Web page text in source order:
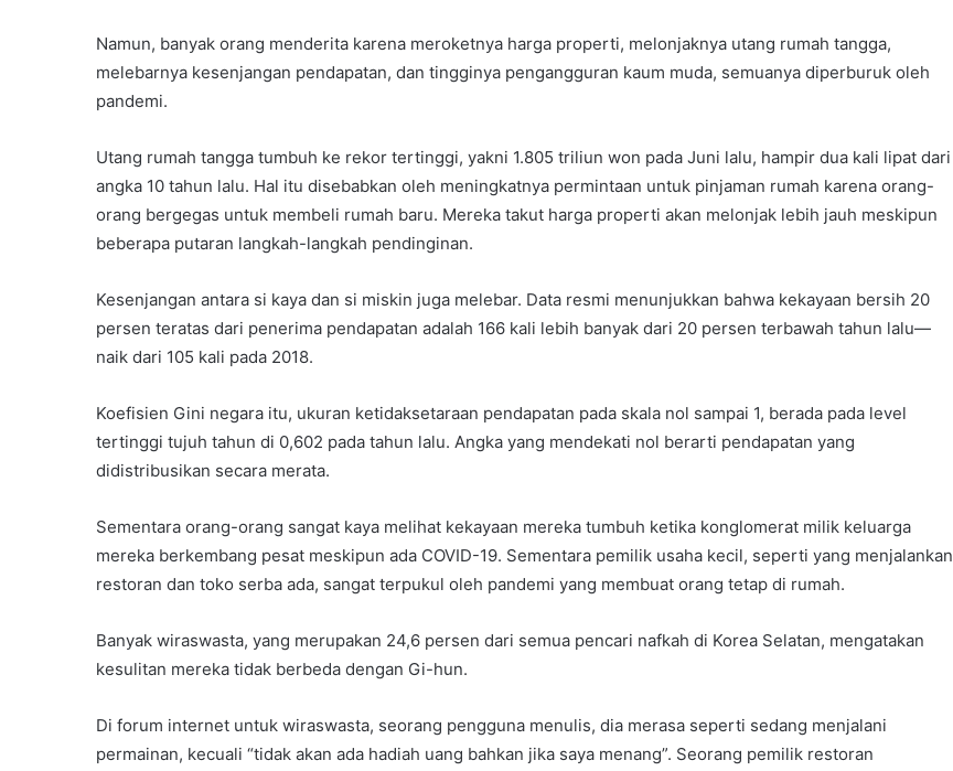
Namun, banyak orang menderita karena meroketnya harga properti, melonjaknya utang rumah tangga,
melebarnya kesenjangan pendapatan, dan tingginya pengangguran kaum muda, semuanya diperburuk oleh
pandemi.
Utang rumah tangga tumbuh ke rekor tertinggi, yakni 1.805 triliun won pada Juni lalu, hampir dua kali lipat dari
angka 10 tahun lalu. Hal itu disebabkan oleh meningkatnya permintaan untuk pinjaman rumah karena orang-
orang bergegas untuk membeli rumah baru. Mereka takut harga properti akan melonjak lebih jauh meskipun
beberapa putaran langkah-langkah pendinginan.
Kesenjangan antara si kaya dan si miskin juga melebar. Data resmi menunjukkan bahwa kekayaan bersih 20
persen teratas dari penerima pendapatan adalah 166 kali lebih banyak dari 20 persen terbawah tahun lalu—
naik dari 105 kali pada 2018.
Koefisien Gini negara itu, ukuran ketidaksetaraan pendapatan pada skala nol sampai 1, berada pada level
tertinggi tujuh tahun di 0,602 pada tahun lalu. Angka yang mendekati nol berarti pendapatan yang
didistribusikan secara merata.
Sementara orang-orang sangat kaya melihat kekayaan mereka tumbuh ketika konglomerat milik keluarga
mereka berkembang pesat meskipun ada COVID-19. Sementara pemilik usaha kecil, seperti yang menjalankan
restoran dan toko serba ada, sangat terpukul oleh pandemi yang membuat orang tetap di rumah.
Banyak wiraswasta, yang merupakan 24,6 persen dari semua pencari nafkah di Korea Selatan, mengatakan
kesulitan mereka tidak berbeda dengan Gi-hun.
Di forum internet untuk wiraswasta, seorang pengguna menulis, dia merasa seperti sedang menjalani
permainan, kecuali “tidak akan ada hadiah uang bahkan jika saya menang”. Seorang pemilik restoran